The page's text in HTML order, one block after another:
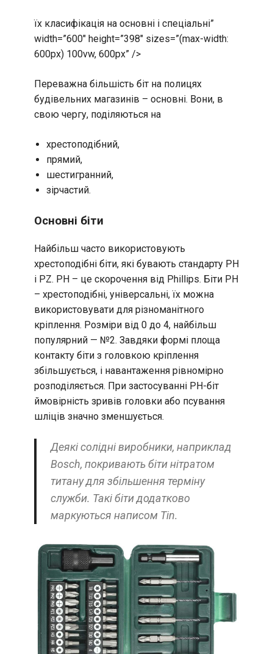
їх класифікація на основні і спеціальні”
width=”600″ height=”398″ sizes=”(max-width:
600px) 100vw, 600px” />
Переважна більшість біт на полицях
будівельних магазинів – основні. Вони, в
свою чергу, поділяються на
хрестоподібний,
прямий,
шестигранний,
зірчастий.
Основні біти
Найбільш часто використовують
хрестоподібні біти, які бувають стандарту PH
і PZ. PH – це скорочення від Phillips. Біти PH
– хрестоподібні, універсальні, їх можна
використовувати для різноманітного
кріплення. Розміри від 0 до 4, найбільш
популярний — №2. Завдяки формі площа
контакту біти з головкою кріплення
збільшується, і навантаження рівномірно
розподіляється. При застосуванні PH-біт
ймовірність зривів головки або псування
шліців значно зменшується.
Деякі солідні виробники, наприклад
Bosch, покривають біти нітратом
титану для збільшення терміну
служби. Такі біти додатково
маркуються написом Tin.